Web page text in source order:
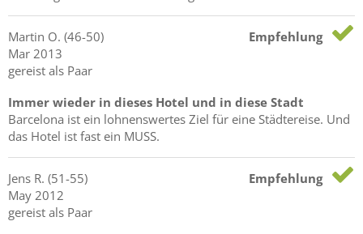
Martin O. (46-50)
Mar 2013
gereist als Paar
Empfehlung
Immer wieder in dieses Hotel und in diese Stadt
Barcelona ist ein lohnenswertes Ziel für eine Städtereise. Und
das Hotel ist fast ein MUSS.
Jens R. (51-55)
May 2012
gereist als Paar
Empfehlung